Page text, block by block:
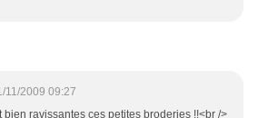
11/2009 09:27
bien ravissantes ces petites broderies !!<br />